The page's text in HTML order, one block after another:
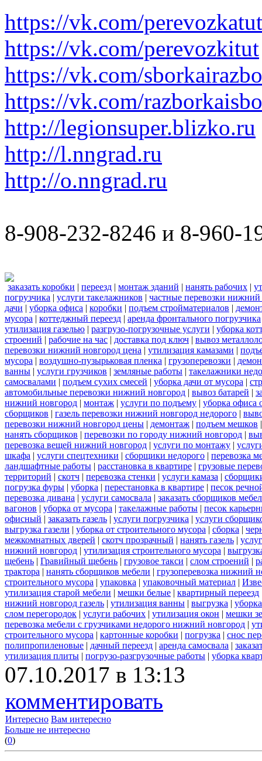
https://vk.com/perevozkatut
https://vk.com/perevozkitut
https://vk.com/
https://vk.com/
http://legionsuper.blizko.ru
http://l.nngrad.ru
http://o.nngrad.ru
8-908-232-8246 и 8-960-
заказать коробки | переезд | монтаж зданий | нанять рабочих |
погрузчика | услуги такелажников | частные перевозки нижний
дачи | уборка офиса | коробки | подъем стройматериалов |
мусора | коттеджный переезд | аренда фронтального погрузчика
утилизация газелью | разгрузо-погрузочные услуги | уборка
строений | рабочие на час | доставка под ключ | вывоз
перевозки нижний новгород цена | утилизация камазами |
мусора | воздушно-пузырьковая пленка | грузоперевозки |
ванны | услуги грузчиков | земляные работы | такелажники
самосвалами | подъем сухих смесей | уборка дачи от мусора |
автомобильные перевозки нижний новгород | вывоз батарей |
нижний новгород | монтаж | услуги по подъему | уборка офиса
сборщиков | газель перевозки нижний новгород недорого |
перевозки нижний новгород цены | демонтаж | подъем мешков
нанять сборщиков | перевозки по городу нижний новгород |
перевозка вещей нижний новгород | услуги по монтажу |
шкафа | услуги спецтехники | сборщики недорого | перевозка
ландшафтные работы | расстановка в квартире | грузовые
территорий | скотч | перевозка стенки | услуги камаза |
погрузка фуры | уборка | перестановка в квартире | песок
перевозка дивана | услуги самосвала | заказать сборщиков
вагонов | уборка от мусора | такелажные работы | песок
офисный | заказать газель | услуги погрузчика | услуги
выгрузка газели | уборка от строительного мусора | сборка |
межкомнатных дверей | скотч прозрачный | нанять газель |
нижний новгород | утилизация строительного мусора |
щебень | Гравийный щебень | грузовое такси | слом строений |
трактора | нанять сборщиков мебели | грузоперевозка нижний
строительного мусора | упаковка | упаковочный материал |
утилизация старой мебели | мешки белые | квартирный переезд
нижний новгород газель | утилизация ванны | выгрузка |
слом перегородок | услуги рабочих | утилизация окон | мешки
перевозка мебели с грузчиками недорого нижний новгород |
строительного мусора | картонные коробки | погрузка | снос
полипропиленовые | дачный переезд | аренда самосвала |
утилизация плиты | погрузо-разгрузочные работы | уборка
07.10.2017 в 13:13
комментировать
Интересно Вам интересно
Больше не интересно
(0)